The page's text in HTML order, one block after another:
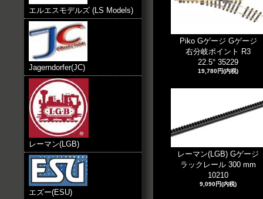
エルエスモデルズ (LS Models)
Jagerndorfer(JC)
レーマン(LGB)
エズー(ESU)
Piko Gゲージ Gゲージ
右分岐ポイント R3
22.5° 35229
19,780円(内税)
レーマン(LGB) Gゲージ
ラックレール 300 mm
10210
9,090円(内税)